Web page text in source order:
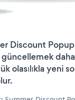
Discount
olasılıkla yeni